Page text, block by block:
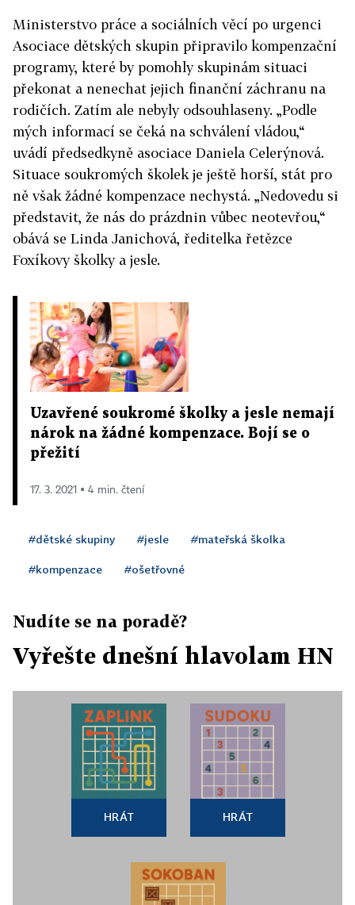
Ministerstvo práce a sociálních věcí po urgenci
Asociace dětských skupin připravilo kompenzační
programy, které by pomohly skupinám situaci
překonat a nenechat jejich finanční záchranu na
rodičích. Zatím ale nebyly odsouhlaseny. „Podle
mých informací se čeká na schválení vládou,“
uvádí předsedkyně asociace Daniela Celerýnová.
Situace soukromých školek je ještě horší, stát pro
ně však žádné kompenzace nechystá. „Nedovedu si
představit, že nás do prázdnin vůbec neotevřou,“
obává se Linda Janichová, ředitelka řetězce
Foxíkovy školky a jesle.
Uzavřené soukromé školky a jesle nemají
nárok na žádné kompenzace. Bojí se o
přežití
17. 3. 2021 ▪ 4 min. čtení
#dětské skupiny #jesle #mateřská školka
#kompenzace #ošetřovné
Nudíte se na poradě?
Vyřešte dnešní hlavolam HN
HRÁT HRÁT